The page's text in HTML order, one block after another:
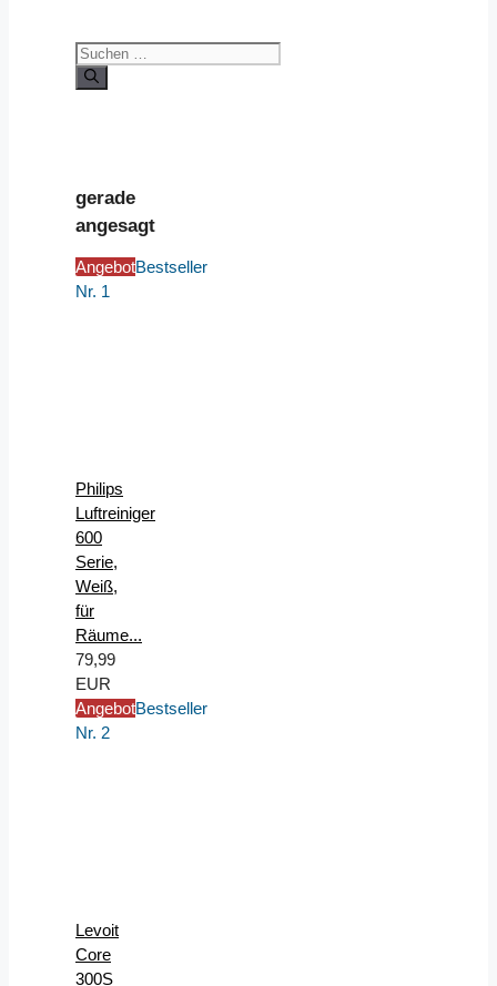
Suchen
nach:
gerade
angesagt
AngebotBestseller
Nr. 1
Philips
Luftreiniger
600
Serie,
Weiß,
für
Räume...
79,99
EUR
AngebotBestseller
Nr. 2
Levoit
Core
300S